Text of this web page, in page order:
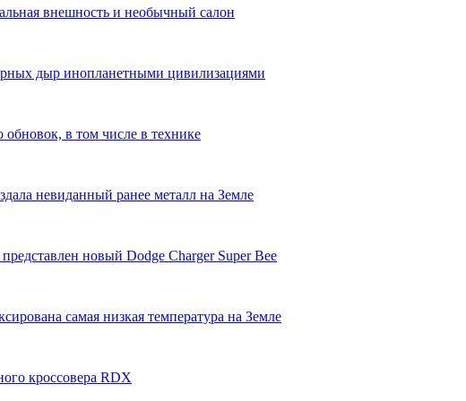
внешность и необычный салон
дыр инопланетными цивилизациями
обновок, в том числе в технике
невиданный ранее металл на Земле
новый Dodge Charger Super Bee
самая низкая температура на Земле
кроссовера RDX